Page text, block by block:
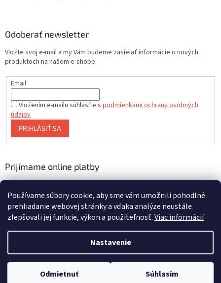
Používame súbory cookie, aby sme vám umožnili pohodlné
prehliadanie webovej stránky a vďaka analýze neustále
zlepšovali jej funkcie, výkon a použiteľnosť.Viac informácií
Nastavenie
Odmietnuť Súhlasím
Odoberať newsletter
Vložte svoj e-mail a my Vám budeme zasielať informácie o nových
produktoch na našom e-shope.
Email
Vložením e-mailu súhlasíte s podmienkami ochrany osobných
údajov
PRIHLÁSIŤ SA
Prijímame online platby
Copyright 2026asalite.sk. Všetky práva vyhradené.Upraviť